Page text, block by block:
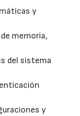
y
memoria,
del sistema
y